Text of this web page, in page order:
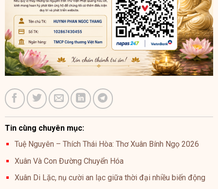
Tin cùng chuyên mục:
Tuệ Nguyên – Thích Thái Hòa: Thơ Xuân Bính Ngọ 2026
Xuân Và Con Đường Chuyển Hóa
Xuân Di Lặc, nụ cười an lạc giữa thời đại nhiều biến động